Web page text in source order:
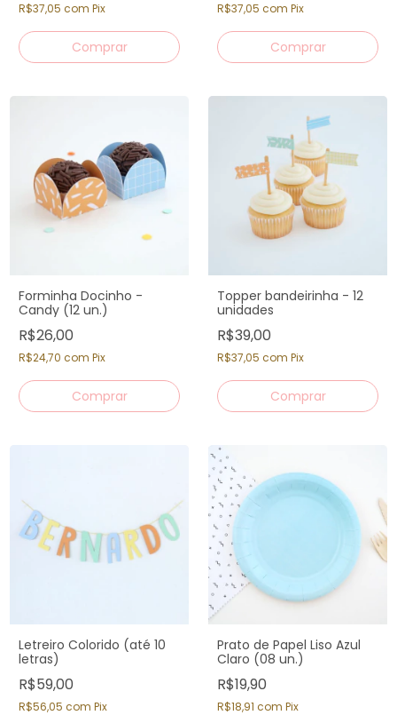
R$37,05 com Pix R$37,05 com Pix
Forminha Docinho -
Candy (12 un.)
R$26,00
R$24,70 com Pix
Topper bandeirinha - 12
unidades
R$39,00
R$37,05 com Pix
Letreiro Colorido (até 10
letras)
R$59,00
R$56,05 com Pix
Prato de Papel Liso Azul
Claro (08 un.)
R$19,90
R$18,91 com Pix